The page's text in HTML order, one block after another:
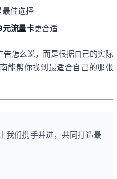
最佳选择
元流量卡更合适
告怎么说，而是根据自己的实际
能帮你找到最适合自己的那张
我们携手并进，共同打造最